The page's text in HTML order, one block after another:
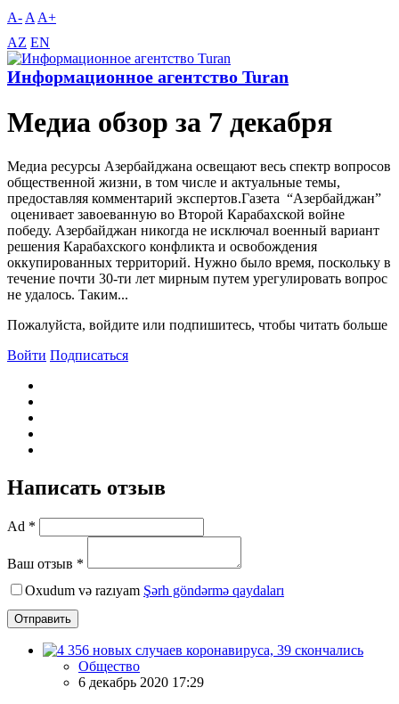
A- A A+
AZ EN
Информационное агентство Turan
Meдиа обзор за 7 декабря
Медиа ресурсы Азербайджана освещают весь спектр вопросов
общественной жизни, в том числе и актуальные темы,
предоставляя комментарий экспертов.Газета “Aзербайджан”
оценивает завоеванную во Второй Карабахской войне
победу. Азербайджан никогда не исключал военный вариант
решения Карабахского конфликта и освобождения
оккупированных территорий. Нужно было время, поскольку в
течение почти 30-ти лет мирным путем урегулировать вопрос
не удалось. Таким...
Пожалуйста, войдите или подпишитесь, чтобы читать больше
Войти Подписаться
Написать отзыв
Ad *
Ваш отзыв *
Oxudum və razıyam Şərh göndərmə qaydaları
Отправить
Общество
6 декабрь 2020 17:29